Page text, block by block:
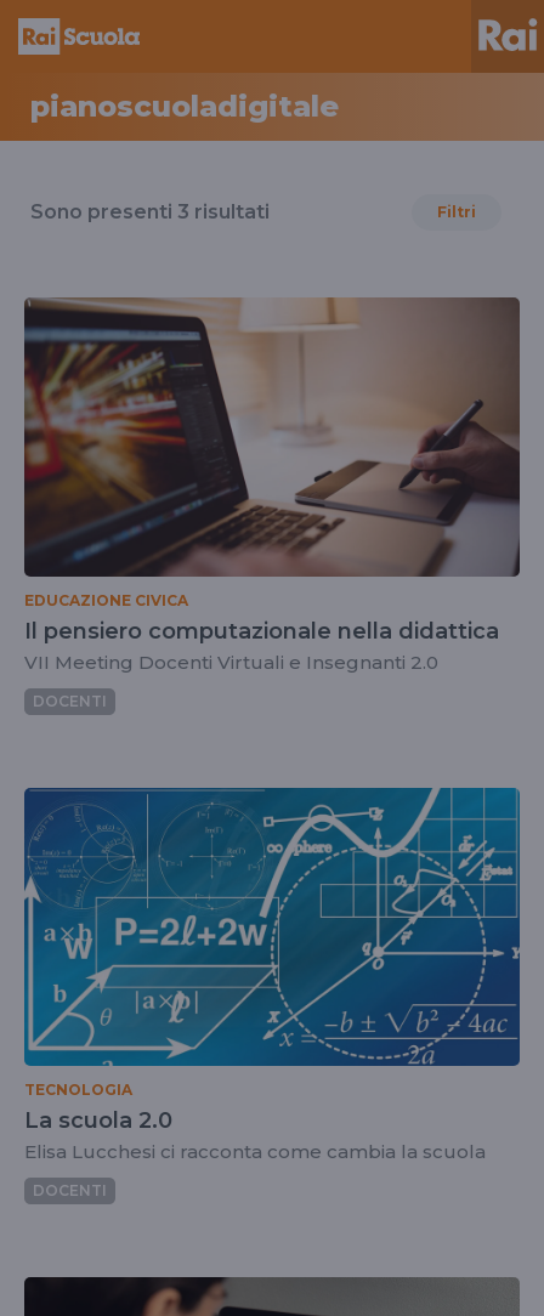
pianoscuoladigitale
il
pianoscuoladigitale
Sono presenti 3 risultati Filtri
EDUCAZIONE CIVICA
Il pensiero computazionale nella didattica
VII Meeting Docenti Virtuali e Insegnanti 2.0
DOCENTI
TECNOLOGIA
La scuola 2.0
Elisa Lucchesi ci racconta come cambia la scuola
DOCENTI